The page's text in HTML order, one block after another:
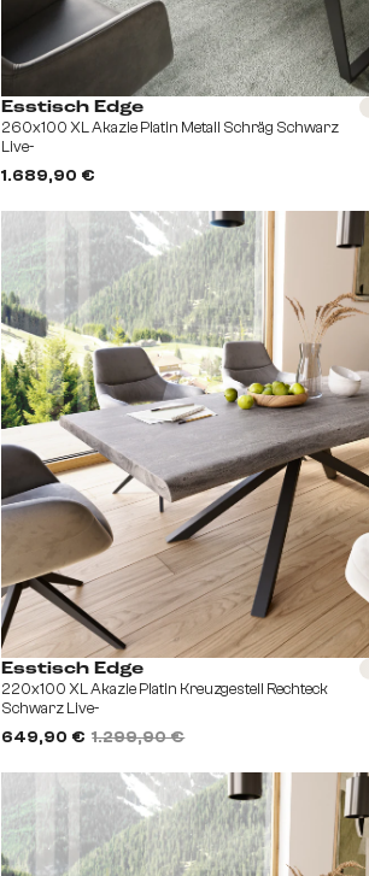
Esstisch Edge
260x100 XL Akazie Platin Metall Schräg Schwarz
Live-
1.689,90 €
Esstisch Edge
220x100 XL Akazie Platin Kreuzgestell Rechteck
Schwarz Live-
649,90 € 1.299,90 €